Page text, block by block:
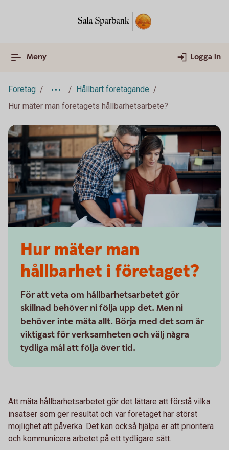
Meny Logga in
Företag
Hållbart företagande
Hur mäter man företagets hållbarhetsarbete?
Hur mäter man
hållbarhet i företaget?
För att veta om hållbarhetsarbetet gör
skillnad behöver ni följa upp det. Men ni
behöver inte mäta allt. Börja med det som är
viktigast för verksamheten och välj några
tydliga mål att följa över tid.
Att mäta hållbarhetsarbetet gör det lättare att förstå vilka
insatser som ger resultat och var företaget har störst
möjlighet att påverka. Det kan också hjälpa er att prioritera
och kommunicera arbetet på ett tydligare sätt.